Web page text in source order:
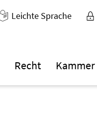
Leichte Sprache
Recht Kammer